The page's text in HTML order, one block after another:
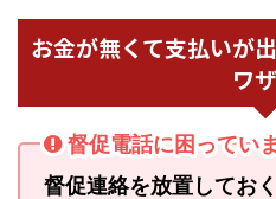
お金が無くて支払いが
ワ
督促電話に困ってい
督促連絡を放置してお